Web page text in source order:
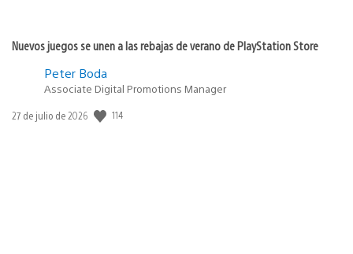
Nuevos juegos se unen a las rebajas de verano de PlayStation Store
Peter Boda
Associate Digital Promotions Manager
Fecha
27 de julio de 2026 114